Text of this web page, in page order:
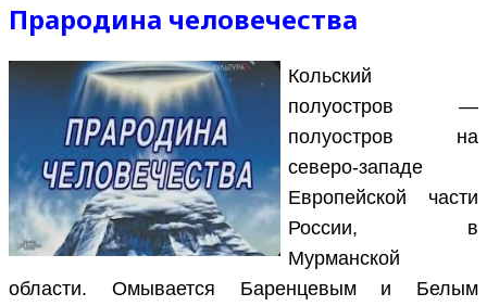
Прародина человечества
Кольский
полуостров —
полуостров на
северо-западе
Европейской части
России, в
Мурманской
области. Омывается Баренцевым и Белым